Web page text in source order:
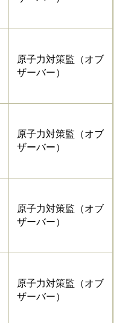
原子力対策監（オブ
ザーバー）
原子力対策監（オブ
ザーバー）
原子力対策監（オブ
ザーバー）
原子力対策監（オブ
ザーバー）